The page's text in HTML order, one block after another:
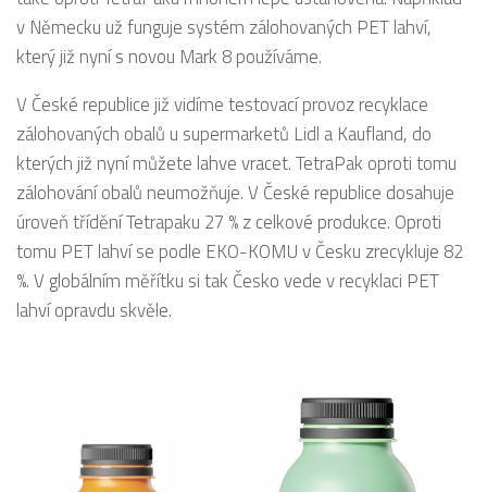
v Německu už funguje systém zálohovaných PET lahví,
který již nyní s novou Mark 8 používáme.
V České republice již vidíme testovací provoz recyklace
zálohovaných obalů u supermarketů Lidl a Kaufland, do
kterých již nyní můžete lahve vracet. TetraPak oproti tomu
zálohování obalů neumožňuje. V České republice dosahuje
úroveň třídění Tetrapaku 27 % z celkové produkce. Oproti
tomu PET lahví se podle EKO-KOMU v Česku zrecykluje 82
%. V globálním měřítku si tak Česko vede v recyklaci PET
lahví opravdu skvěle.